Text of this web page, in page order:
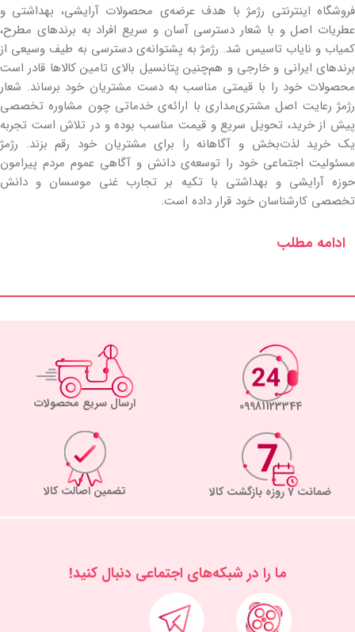
فروشگاه اینترنتی رژمژ با هدف عرضه‌ی محصولات آرایشی، بهداشتی و
عطریات اصل و با شعار دسترسی آسان و سریع افراد به برندهای مطرح،
کمیاب و نایاب تاسیس شد. رژمژ به پشتوانه‌ی دسترسی به طیف وسیعی از
برندهای ایرانی و خارجی و هم‌چنین پتانسیل بالای تامین کالاها قادر است
محصولات خود را با قیمتی مناسب به دست مشتریان خود برساند. شعار
رژمژ رعایت اصل مشتری‌مداری با ارائه‌ی خدماتی چون مشاوره تخصصی
پیش از خرید، تحویل سریع و قیمت مناسب بوده و در تلاش است تجربه
یک خرید لذت‌بخش و آگاهانه را برای مشتریان خود رقم بزند. رژمژ
مسئولیت اجتماعی خود را توسعه‌ی دانش و آگاهی عموم مردم پیرامون
حوزه آرایشی و بهداشتی با تکیه بر تجارب غنی موسسان و دانش
تخصصی کارشناسان خود قرار داده است.
ادامه مطلب
09981123344 ارسال سریع محصولات
ضمانت 7 روزه بازگشت کالا تضمین اصالت کالا
ما را در شبكه‌های اجتماعی دنبال کنید!